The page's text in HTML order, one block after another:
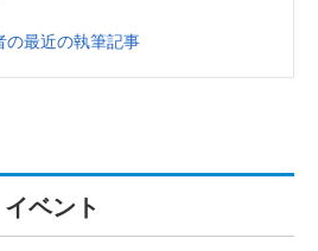
の最近の執筆記事
イベント